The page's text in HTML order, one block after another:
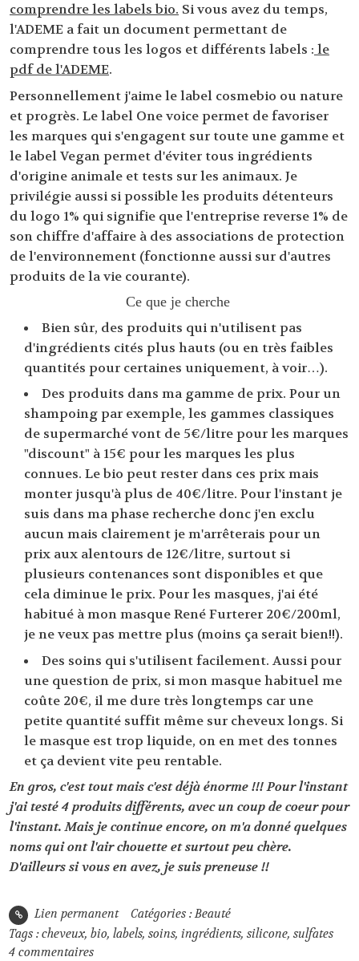
comprendre les labels bio. Si vous avez du temps,
l'ADEME a fait un document permettant de
comprendre tous les logos et différents labels : le
pdf de l'ADEME.
Personnellement j'aime le label cosmebio ou nature
et progrès. Le label One voice permet de favoriser
les marques qui s'engagent sur toute une gamme et
le label Vegan permet d'éviter tous ingrédients
d'origine animale et tests sur les animaux. Je
privilégie aussi si possible les produits détenteurs
du logo 1% qui signifie que l'entreprise reverse 1% de
son chiffre d'affaire à des associations de protection
de l'environnement (fonctionne aussi sur d'autres
produits de la vie courante).
Ce que je cherche
Bien sûr, des produits qui n'utilisent pas
d'ingrédients cités plus hauts (ou en très faibles
quantités pour certaines uniquement, à voir…).
Des produits dans ma gamme de prix. Pour un
shampoing par exemple, les gammes classiques
de supermarché vont de 5€/litre pour les marques
"discount" à 15€ pour les marques les plus
connues. Le bio peut rester dans ces prix mais
monter jusqu'à plus de 40€/litre. Pour l'instant je
suis dans ma phase recherche donc j'en exclu
aucun mais clairement je m'arrêterais pour un
prix aux alentours de 12€/litre, surtout si
plusieurs contenances sont disponibles et que
cela diminue le prix. Pour les masques, j'ai été
habitué à mon masque René Furterer 20€/200ml,
je ne veux pas mettre plus (moins ça serait bien!!).
Des soins qui s'utilisent facilement. Aussi pour
une question de prix, si mon masque habituel me
coûte 20€, il me dure très longtemps car une
petite quantité suffit même sur cheveux longs. Si
le masque est trop liquide, on en met des tonnes
et ça devient vite peu rentable.
En gros, c'est tout mais c'est déjà énorme !!! Pour l'instant
j'ai testé 4 produits différents, avec un coup de coeur pour
l'instant. Mais je continue encore, on m'a donné quelques
noms qui ont l'air chouette et surtout peu chère.
D'ailleurs si vous en avez, je suis preneuse !!
Lien permanent Catégories :Beauté
Tags :cheveux,bio,labels,soins,ingrédients,silicone,sulfates
4 commentaires